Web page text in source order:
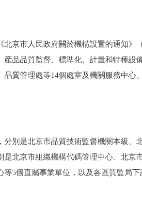
市人民政府關於機構設置的通知》
品品質監督、標準化、計量和特種設
質管理處等14個處室及機關服務中心
是北京市品質技術監督機關本級、
北京市組織機構代碼管理中心、北京
5個直屬事業單位，以及各區質監局